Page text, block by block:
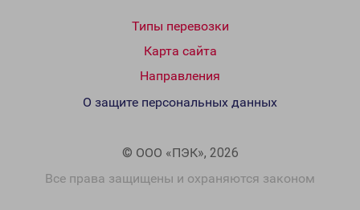
Типы перевозки
Карта сайта
Направления
© ООО «ПЭК», 2026
Все права защищены и охраняются законом
О защите персональных данных